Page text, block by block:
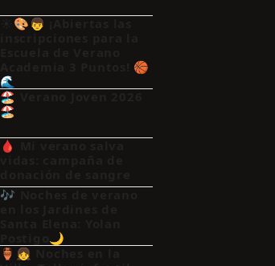
☀️🎨👦 ¡Abiertas las
Academia 3 Puntos! 🏀
🌊
🏖️ Verano Joven 2026
🏖️
🩸 Mi verano salva
🎶 Noches de verano
Postigo🌙
🏺👧 Noches en la